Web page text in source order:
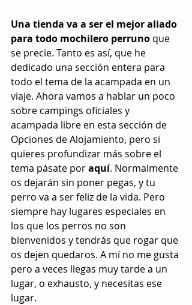
Una tienda va a ser el mejor aliado
para todo mochilero perruno que
se precie. Tanto es así, que he
dedicado una sección entera para
todo el tema de la acampada en un
viaje. Ahora vamos a hablar un poco
sobre campings oficiales y
acampada libre en esta sección de
Opciones de Alojamiento, pero si
quieres profundizar más sobre el
tema pásate por aquí. Normalmente
os dejarán sin poner pegas, y tu
perro va a ser feliz de la vida. Pero
siempre hay lugares especiales en
los que los perros no son
bienvenidos y tendrás que rogar que
os dejen quedaros. A mí no me gusta
pero a veces llegas muy tarde a un
lugar, o exhausto, y necesitas ese
lugar.